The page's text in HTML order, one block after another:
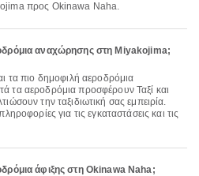
προς Okinawa Naha.
αναχώρησης στη Miyakojima;
τα πιο δημοφιλή αεροδρόμια
τα αεροδρόμια προσφέρουν Ταξί και
την ταξιδιωτική σας εμπειρία.
για τις εγκαταστάσεις και τις
άφιξης στη Okinawa Naha;